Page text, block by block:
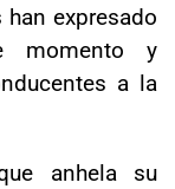
expresado
momento y
a la
anhela su